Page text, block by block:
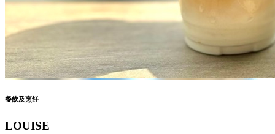
餐飲及烹飪
LOUISE